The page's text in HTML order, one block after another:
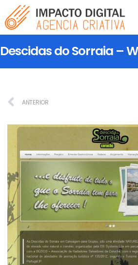
Descidas do Sorraia –
ANTERIOR